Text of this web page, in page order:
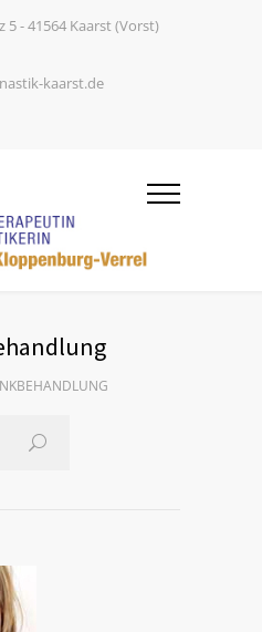
5 - 41564 Kaarst (Vorst)
kaarst.de